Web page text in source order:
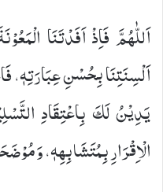
اَللّٰهُمَّ فَاِذْ اَفَدْتَنَا
اَلْسِنَتِنَا بِحُسْنِ عِبَارَتِهٖ،
یَدِیْنُ لَكَ بِاعْتِقَادِ
الْاِقْرَارِ بِمُتَشَابِهِهٖ، وَ